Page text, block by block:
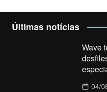
Últimas notícias
Wave
04/